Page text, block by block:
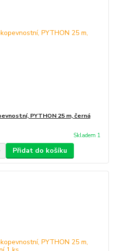
PYTHON 25 m, černá
Skladem 1
Přidat do košíku